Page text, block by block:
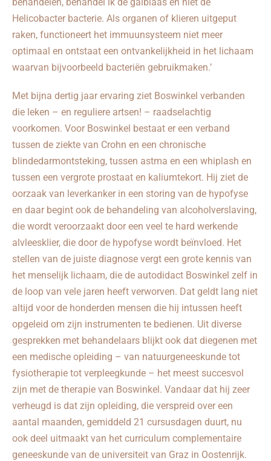
Helicobacter bacterie. Als organen of klieren uitgeput
raken, functioneert het immuunsysteem niet meer
optimaal en ontstaat een ontvankelijkheid in het lichaam
waarvan bijvoorbeeld bacteriën gebruikmaken.’
Met bijna dertig jaar ervaring ziet Boswinkel verbanden
die leken – en reguliere artsen! – raadselachtig
voorkomen. Voor Boswinkel bestaat er een verband
tussen de ziekte van Crohn en een chronische
blindedarmontsteking, tussen astma en een whiplash en
tussen een vergrote prostaat en kaliumtekort. Hij ziet de
oorzaak van leverkanker in een storing van de hypofyse
en daar begint ook de behandeling van alcoholverslaving,
die wordt veroorzaakt door een veel te hard werkende
alvleesklier, die door de hypofyse wordt beïnvloed. Het
stellen van de juiste diagnose vergt een grote kennis van
het menselijk lichaam, die de autodidact Boswinkel zelf in
de loop van vele jaren heeft verworven. Dat geldt lang niet
altijd voor de honderden mensen die hij intussen heeft
opgeleid om zijn instrumenten te bedienen. Uit diverse
gesprekken met behandelaars blijkt ook dat diegenen met
een medische opleiding – van natuurgeneeskunde tot
fysiotherapie tot verpleegkunde – het meest succesvol
zijn met de therapie van Boswinkel. Vandaar dat hij zeer
verheugd is dat zijn opleiding, die verspreid over een
aantal maanden, gemiddeld 21 cursusdagen duurt, nu
ook deel uitmaakt van het curriculum complementaire
geneeskunde van de universiteit van Graz in Oostenrijk.